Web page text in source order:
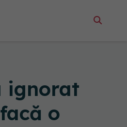
ignorat
o